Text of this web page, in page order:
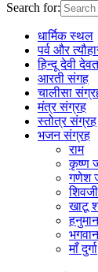
Search for:
धार्मिक स्थल
पर्व और
हिन्दू देवी
आरती संगह
चालीसा
मंत्र संग्रह
स्तोत्र संग्रह
भजन संग्रह
राम
कृष्ण
गणेश
शिवजी
खाटू
हनुमान
माँ दुर्गा